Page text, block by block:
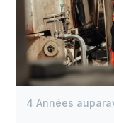
4 Années